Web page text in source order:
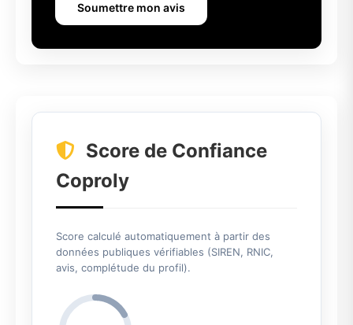
Soumettre mon avis
Score de Confiance
Coproly
Score calculé automatiquement à partir des
données publiques vérifiables (SIREN, RNIC,
avis, complétude du profil).